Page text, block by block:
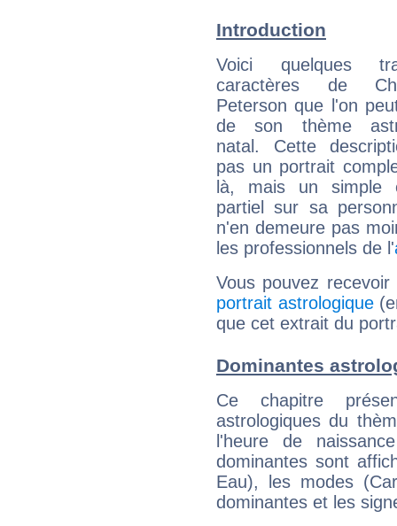
Introduction
Voici quelques
caractères de
Peterson que l'on
de son thème
natal. Cette
pas un portrait
là, mais un simple
partiel sur sa
n'en demeure pas
les professionnels de l'
Vous pouvez
portrait astrologique
que cet extrait du
Dominantes
Ce chapitre
astrologiques du
l'heure de
dominantes sont
Eau), les modes
dominantes et les